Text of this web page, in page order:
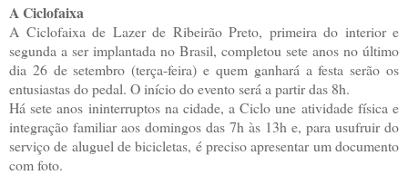
A Ciclofaixa
A Ciclofaixa de Lazer de Ribeirão Preto, primeira do interior e
segunda a ser implantada no Brasil, completou sete anos no último
dia 26 de setembro (terça-feira) e quem ganhará a festa serão os
entusiastas do pedal. O início do evento será a partir das 8h.
Há sete anos ininterruptos na cidade, a Ciclo une atividade física e
integração familiar aos domingos das 7h às 13h e, para usufruir do
serviço de aluguel de bicicletas, é preciso apresentar um documento
com foto.